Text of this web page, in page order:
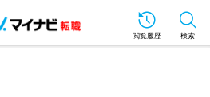
閲覧履歴 検索